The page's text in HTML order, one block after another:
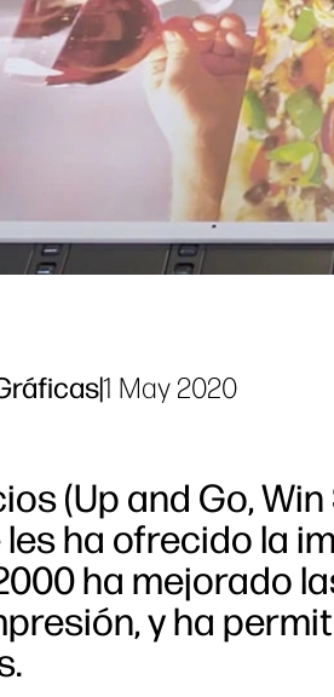
|1 May 2020
(Up and Go,
ha ofrecido la
ha mejorado
y ha